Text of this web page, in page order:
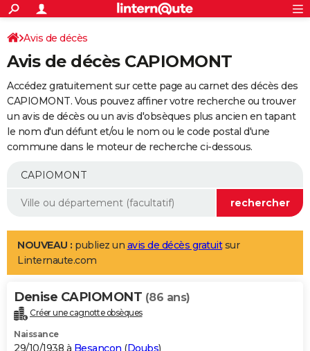
ACTUALITÉS
Politique
Société
Faits Divers
Education
Monde
Villes
+
SPORT
Coupe du monde 2026
Football
Tennis
Cyclisme
Rugby
Forum
Programme TV
TNT
Streaming
Cinéma
Sorties cinéma
Musique
+
FINANCE
Impôts
Immobilier
Risques naturels par ville
Banque
Assurance
Crédit
AUTO
Essais
Réserver un essai
Citadines
Berlines
SUV
Forum auto
+
Mobiles
Meilleur smartphone
Internet
Ordinateurs
Jeux vidéo
Guide high-tech
Aménagement intérieur
LIFESTYLE
Art de vivre
Bien-être
Loisirs
Mode
Modes de vie
Alimentation
Guide de la santé
Maladies
Médicaments
Sommeil
VOYAGE
Destinations
City break
Voyage nature
Voyage de noces
Forum
Climat
+PHOTO
Avis de décès
Avis de décès CAPIOMONT
Accédez gratuitement sur cette page au carnet des décès des
CAPIOMONT. Vous pouvez affiner votre recherche ou trouver
un avis de décès ou un avis d'obsèques plus ancien en tapant
le nom d'un défunt et/ou le nom ou le code postal d'une
commune dans le moteur de recherche ci-dessous.
NOUVEAU : publiez un avis de décès gratuitsur
Linternaute.com
Denise CAPIOMONT (86 ans)
Créer une cagnotte obsèques
Naissance
29/10/1938 à Besançon (Doubs)